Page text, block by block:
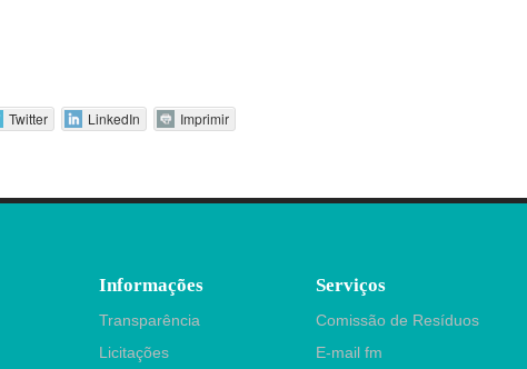
Twitter LinkedIn Imprimir
Informações
Transparência
Licitações
Serviços
Comissão de Resíduos
E-mail fm